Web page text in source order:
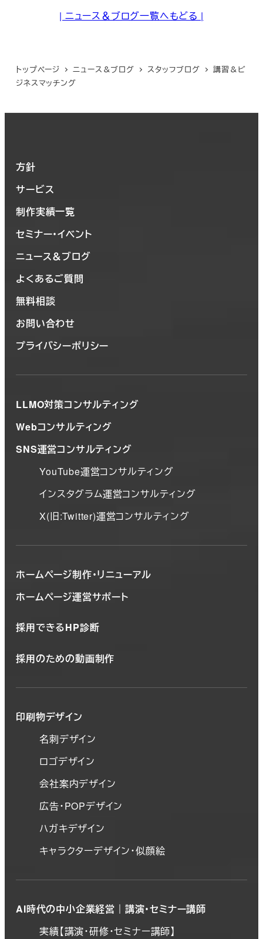
| ニュース＆ブログ一覧へもどる |
トップページ ニュース＆ブログ スタッフブログ
講習＆ビ
ジネスマッチング
方針
サービス
制作実績一覧
セミナー・イベント
ニュース＆ブログ
よくあるご質問
無料相談
お問い合わせ
プライバシーポリシー
LLMO対策コンサルティング
Webコンサルティング
SNS運営コンサルティング
YouTube運営コンサルティング
インスタグラム運営コンサルティング
X(旧:Twitter)運営コンサルティング
ホームページ制作・リニューアル
ホームページ運営サポート
採用できるHP診断
採用のための動画制作
印刷物デザイン
名刺デザイン
ロゴデザイン
会社案内デザイン
広告・POPデザイン
ハガキデザイン
キャラクターデザイン・似顔絵
AI時代の中小企業経営｜講演・セミナー講師
実績【講演・研修・セミナー講師】